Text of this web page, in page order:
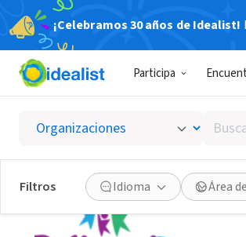
¡Celebramos 30 años de Idealist!
Participa
Buscar
por
palabra
clave
o
interés
Filtros Idioma Área